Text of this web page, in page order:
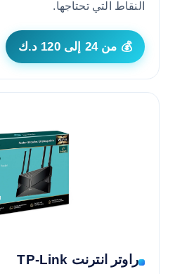
النقاط التي تحتاجها.
💰 من 24 إلى 120 د.ك
راوتر انترنت TP-Link